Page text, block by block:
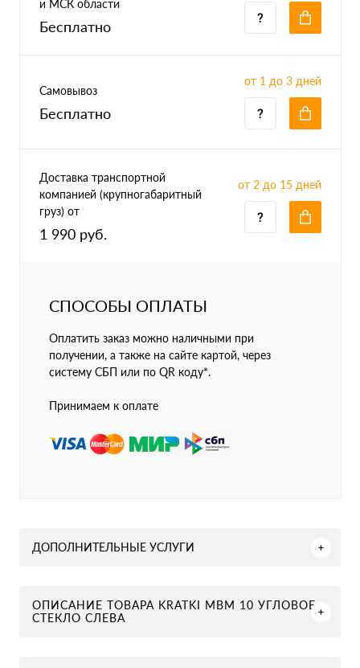
и МСК области
Бесплатно
Самовывоз
Бесплатно
от 1 до 3 дней
Доставка транспортной
компанией (крупногабаритный
груз) от
1 990 руб.
от 2 до 15 дней
СПОСОБЫ ОПЛАТЫ
Оплатить заказ можно наличными при
получении, а также на сайте картой, через
систему СБП или по QR коду*.
Принимаем к оплате
ДОПОЛНИТЕЛЬНЫЕ УСЛУГИ
ОПИСАНИЕ ТОВАРА KRATKI MBM 10 УГЛОВОЕ
СТЕКЛО СЛЕВА